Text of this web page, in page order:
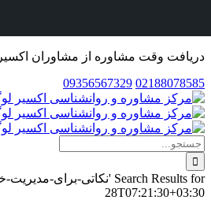
دریافت وقت مشاوره از مشاوران اکسیر
02188078585
09356567329
Skip
to
content
جستجو
برای:
Search Results for 'نکاتی-برای-مدیریت-خشم-نوجوانان'
28T07:21:30+03:30